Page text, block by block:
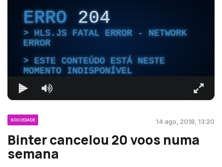
ERRO204
HLS.JS FATAL ERROR - NETWORK
ERROR
ESTE CONTEÚDO ESTÁ NESTE
MOMENTO INDISPONÍVEL
SOCIEDADE 14 ago, 2018, 13:20
Binter cancelou 20 voos numa
semana